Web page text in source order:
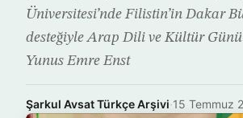
Üniversitesi’nde Filistin’in Dakar
desteğiyle Arap Dili ve Kültür
Yunus Emre Enst
Şarkul Avsat Türkçe Arşivi·15 Temmuz